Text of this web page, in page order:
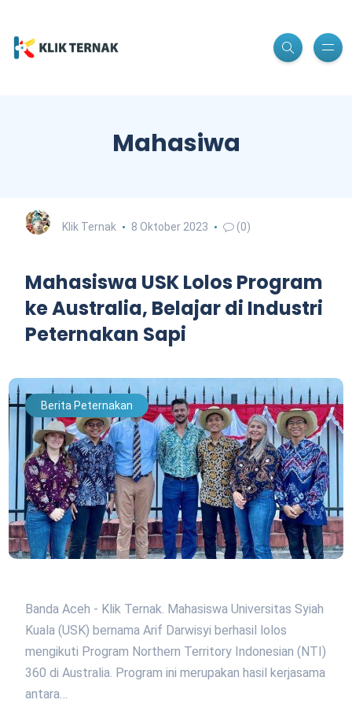
Mahasiwa
Klik Ternak 8 Oktober 2023 (0)
Mahasiswa USK Lolos Program
ke Australia, Belajar di Industri
Peternakan Sapi
Berita Peternakan
Banda Aceh - Klik Ternak. Mahasiswa Universitas Syiah
Kuala (USK) bernama Arif Darwisyi berhasil lolos
mengikuti Program Northern Territory Indonesian (NTI)
360 di Australia. Program ini merupakan hasil kerjasama
antara…